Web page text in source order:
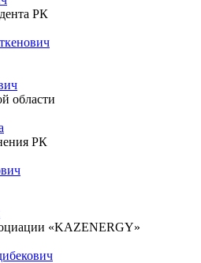
РК
области
РК
«KAZENERGY»